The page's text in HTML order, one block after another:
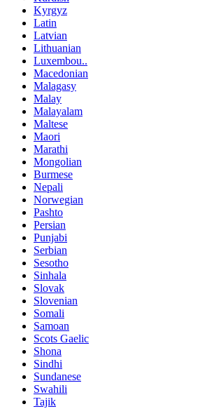
Kyrgyz
Latin
Latvian
Lithuanian
Luxembou..
Macedonian
Malagasy
Malay
Malayalam
Maltese
Maori
Marathi
Mongolian
Burmese
Nepali
Norwegian
Pashto
Persian
Punjabi
Serbian
Sesotho
Sinhala
Slovak
Slovenian
Somali
Samoan
Scots Gaelic
Shona
Sindhi
Sundanese
Swahili
Tajik